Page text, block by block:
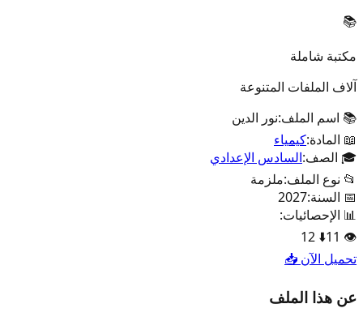
📚
مكتبة شاملة
آلاف الملفات المتنوعة
📚 اسم الملف:نور الدين
📖 المادة:كيمياء
🎓 الصف:السادس الإعدادي
📂 نوع الملف:ملزمة
📅 السنة:2027
📊 الإحصائيات:
👁️
11
⬇️
12
تحميل الآن 📥
عن هذا الملف